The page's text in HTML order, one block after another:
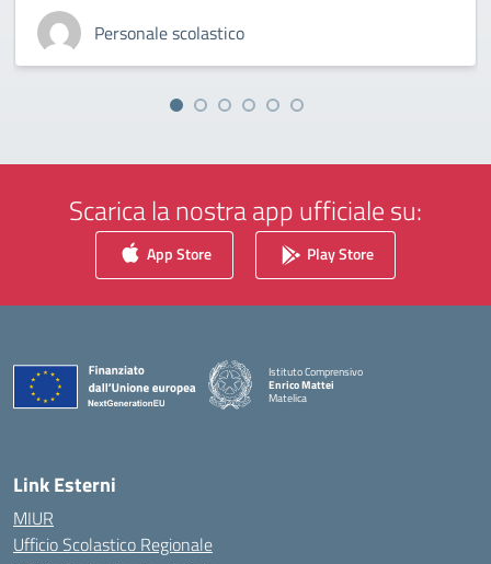
Personale scolastico
Scarica la nostra app ufficiale su:
App Store Play Store
Istituto Comprensivo
Enrico Mattei
Matelica
Link Esterni
MIUR
Ufficio Scolastico Regionale